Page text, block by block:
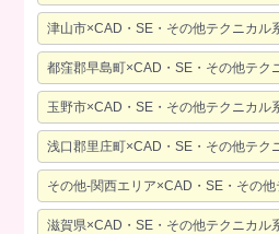
津山市×CAD・SE・その他テクニカル
都窪郡早島町×CAD・SE・その他テク
玉野市×CAD・SE・その他テクニカル
浅口郡里庄町×CAD・SE・その他テク
その他-関西エリア×CAD・SE・その
滋賀県×CAD・SE・その他テクニカル